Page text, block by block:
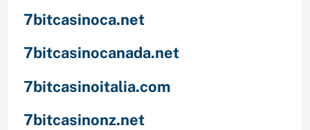
7bitcasinoca.net
7bitcasinocanada.net
7bitcasinoitalia.com
7bitcasinonz.net